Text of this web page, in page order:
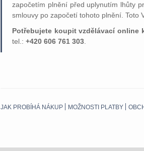
započetím plnění před uplynutím lhůty
smlouvy po započetí tohoto plnění. Toto
Potřebujete koupit vzdělávací online
tel.: +420 606 761 303
JAK PROBÍHÁ NÁKUP MOŽNOSTI PLATBY